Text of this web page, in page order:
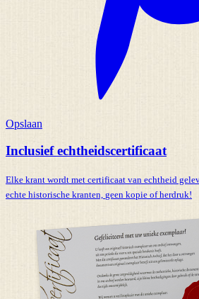
Opslaan
Inclusief echtheidscertificaat
Elke krant wordt met certificaat van echtheid
echte historische kranten, geen kopie of herdruk!